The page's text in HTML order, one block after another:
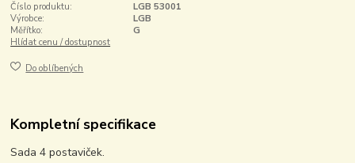
Číslo produktu:
LGB 53001
Výrobce:
LGB
Měřítko:
G
Hlídat cenu / dostupnost
Do oblíbených
Kompletní specifikace
Sada 4 postaviček.